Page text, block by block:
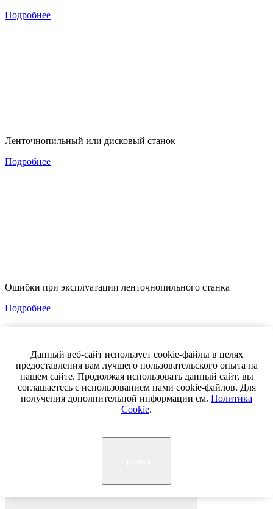
Подробнее
Ленточнопильный или дисковый станок
Подробнее
Ошибки при эксплуатации ленточнопильного станка
Подробнее
SCARA-роботы
Данный веб-сайт использует cookie-файлы в целях
предоставления вам лучшего пользовательского опыта на
нашем сайте. Продолжая использовать данный сайт, вы
соглашаетесь с использованием нами cookie-файлов. Для
получения дополнительной информации см. Политика
Cookie.